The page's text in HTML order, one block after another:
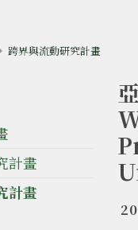
跨界與流動研究計畫
計畫
計畫